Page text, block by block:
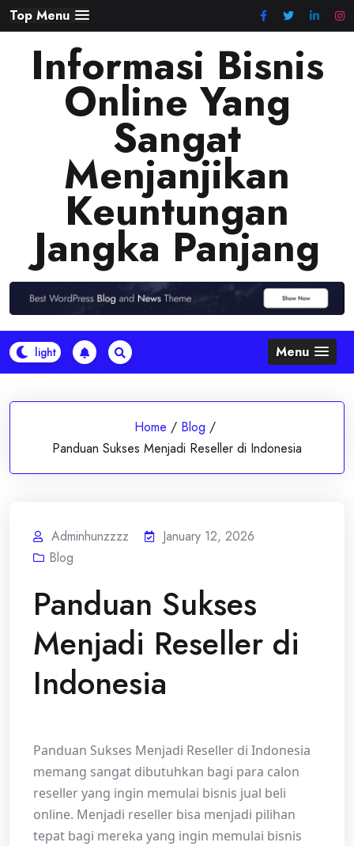
Skip
to
content
Top Menu
Informasi Bisnis
Online Yang
Sangat
Menjanjikan
Keuntungan
Jangka Panjang
Menu
Home / Blog /
Panduan Sukses Menjadi Reseller di Indonesia
Adminhunzzzz
January 12, 2026
Blog
Panduan Sukses
Menjadi Reseller di
Indonesia
Panduan Sukses Menjadi Reseller di Indonesia
memang sangat dibutuhkan bagi para calon
reseller yang ingin memulai bisnis jual beli
online. Menjadi reseller bisa menjadi pilihan
tepat bagi mereka yang ingin memulai bisnis